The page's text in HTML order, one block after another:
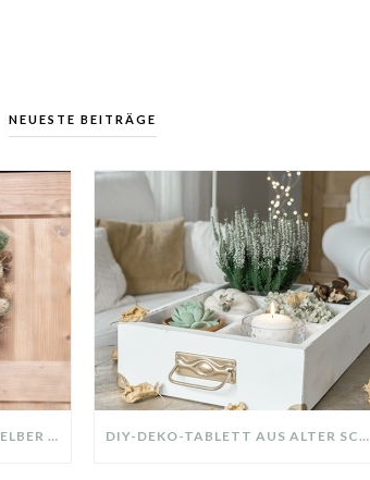
NEUESTE BEITRÄGE
KRANZ AUS WILDEN KARDE SELBER MACHEN: HERBSTDEKO GANZ EINFACH DIY-DEKO-TABLETT AUS ALTER SCHUBLADE – NACHHALTIGE HERBSTDEKO SELBER MACHEN!